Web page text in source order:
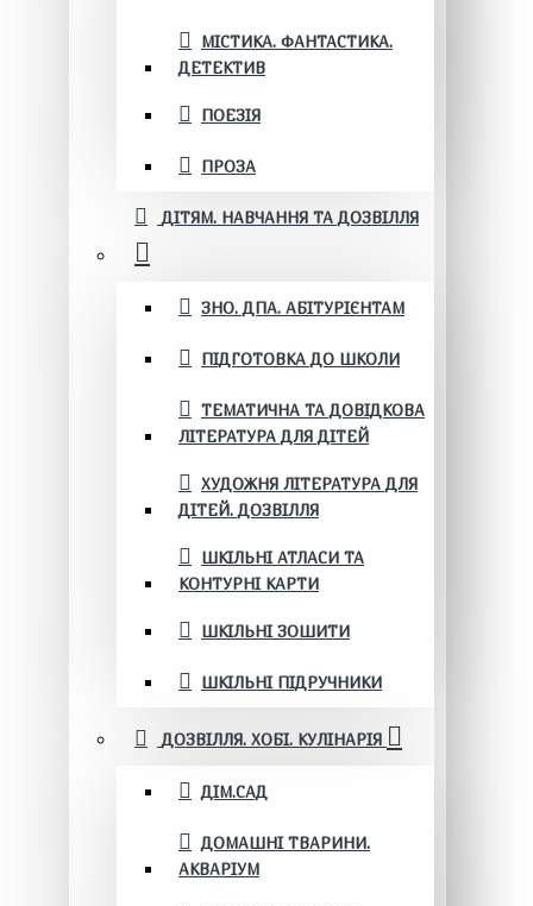
МІСТИКА. ФАНТАСТИКА.
ДЕТЕКТИВ
ПОЕЗІЯ
ПРОЗА
ДІТЯМ. НАВЧАННЯ ТА ДОЗВІЛЛЯ
ЗНО. ДПА. АБІТУРІЄНТАМ
ПІДГОТОВКА ДО ШКОЛИ
ТЕМАТИЧНА ТА ДОВІДКОВА
ЛІТЕРАТУРА ДЛЯ ДІТЕЙ
ХУДОЖНЯ ЛІТЕРАТУРА ДЛЯ
ДІТЕЙ. ДОЗВІЛЛЯ
ШКІЛЬНІ АТЛАСИ ТА
КОНТУРНІ КАРТИ
ШКІЛЬНІ ЗОШИТИ
ШКІЛЬНІ ПІДРУЧНИКИ
ДОЗВІЛЛЯ. ХОБІ. КУЛІНАРІЯ
ДІМ.САД
ДОМАШНІ ТВАРИНИ.
АКВАРІУМ